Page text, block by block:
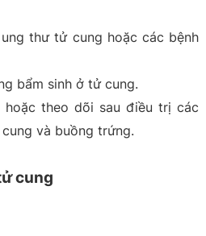
thư tử cung hoặc các bệnh
bẩm sinh ở tử cung.
theo dõi sau điều trị các
và buồng trứng.
cung